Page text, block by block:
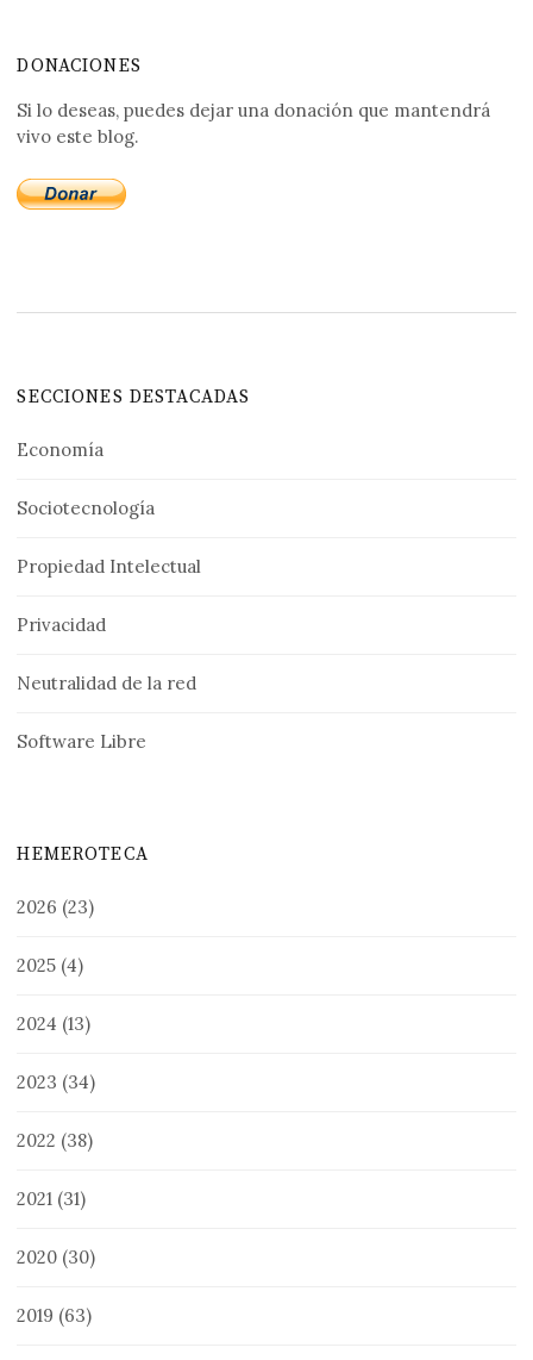
DONACIONES
Si lo deseas, puedes dejar una donación que mantendrá
vivo este blog.
SECCIONES DESTACADAS
Economía
Sociotecnología
Propiedad Intelectual
Privacidad
Neutralidad de la red
Software Libre
HEMEROTECA
2026 (23)
2025 (4)
2024 (13)
2023 (34)
2022 (38)
2021 (31)
2020 (30)
2019 (63)